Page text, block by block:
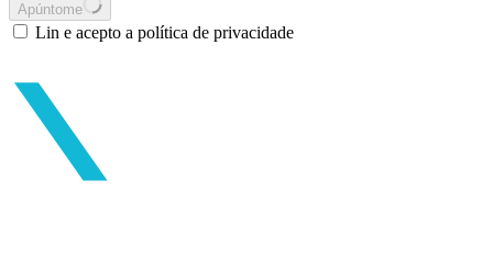
Apúntome
Lin e acepto a política de privacidade